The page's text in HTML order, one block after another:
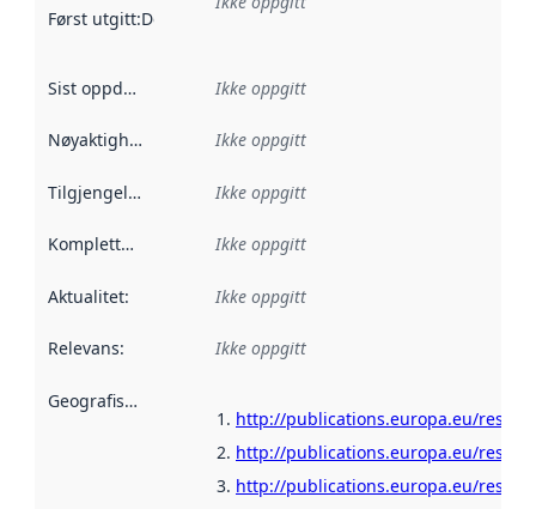
Først utgitt:Denne datoen sier når dataene i dette
Sist oppdatert Ikke oppgitt
Nøyaktighet Ikke oppgitt
Tilgjengelighet Ikke oppgitt
Kompletthet Ikke oppgitt
Aktualitet: Ikke oppgitt
Relevans: Ikke oppgitt
Geografisk avgrensning
http://publications.europa.eu/
http://publications.europa.eu/
http://publications.europa.eu/